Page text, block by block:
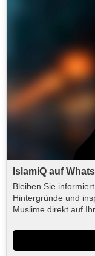
IslamiQ auf
Bleiben Sie
Hintergründe und
Muslime direkt auf